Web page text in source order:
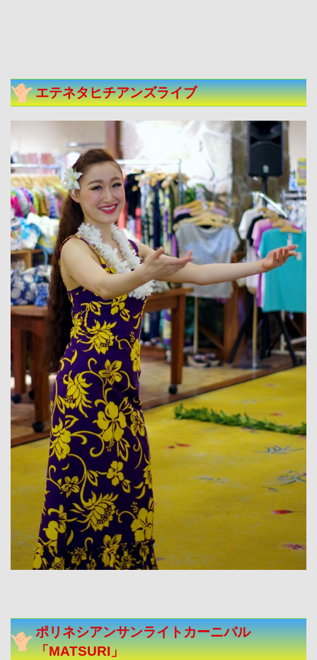
エテネタヒチアンズライブ
ポリネシアンサンライトカーニバル
「MATSURI」